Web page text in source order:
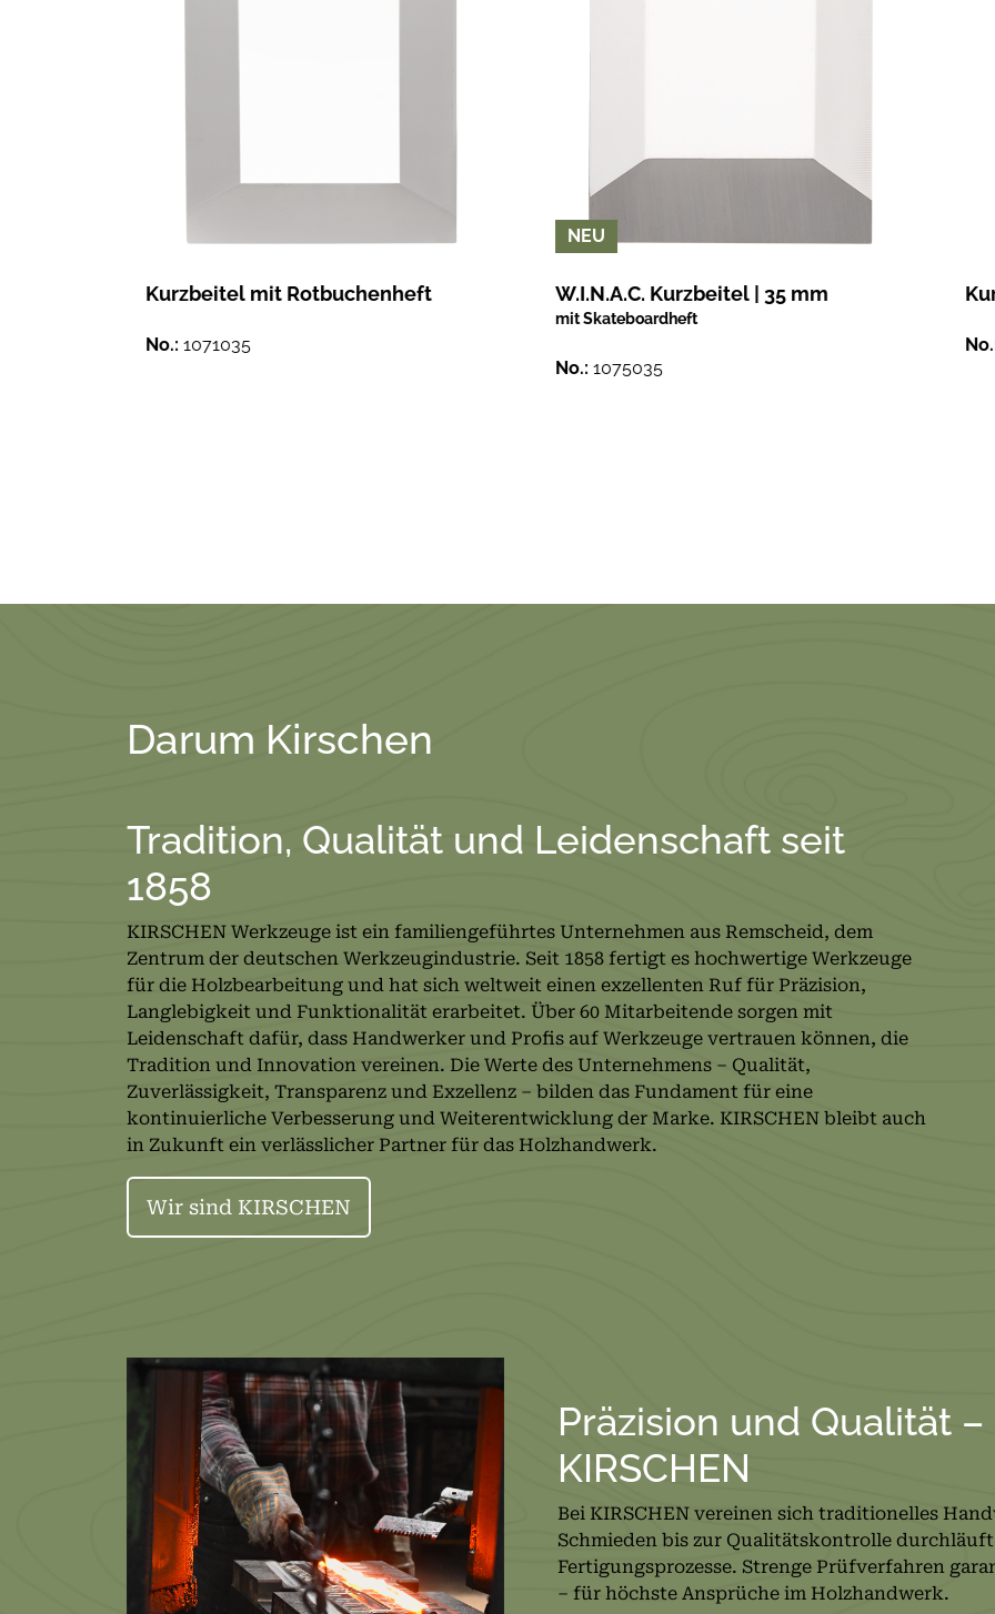
Kurzbeitel mit Rotbuchenheft
No.: 1071035
NEU
W.I.N.A.C. Kurzbeitel | 35 mm
mit Skateboardheft
No.: 1075035
Darum Kirschen
Tradition, Qualität und Leidenschaft seit
1858
KIRSCHEN Werkzeuge ist ein familiengeführtes Unternehmen aus Remscheid, dem
Zentrum der deutschen Werkzeugindustrie. Seit 1858 fertigt es hochwertige Werkzeuge
für die Holzbearbeitung und hat sich weltweit einen exzellenten Ruf für Präzision,
Langlebigkeit und Funktionalität erarbeitet. Über 60 Mitarbeitende sorgen mit
Leidenschaft dafür, dass Handwerker und Profis auf Werkzeuge vertrauen können, die
Tradition und Innovation vereinen. Die Werte des Unternehmens – Qualität,
Zuverlässigkeit, Transparenz und Exzellenz – bilden das Fundament für eine
kontinuierliche Verbesserung und Weiterentwicklung der Marke. KIRSCHEN bleibt auch
in Zukunft ein verlässlicher Partner für das Holzhandwerk.
Wir sind KIRSCHEN
Präzision und Qualität
KIRSCHEN
Bei KIRSCHEN vereinen sich traditionelles
Schmieden bis zur Qualitätskontrolle durchläuft
Fertigungsprozesse. Strenge Prüfverfahren
– für höchste Ansprüche im Holzhandwerk.